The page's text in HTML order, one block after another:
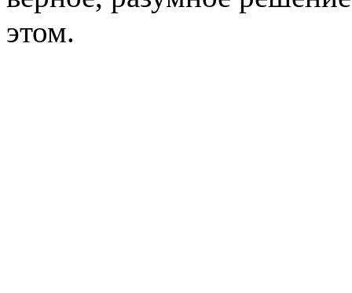
этом.